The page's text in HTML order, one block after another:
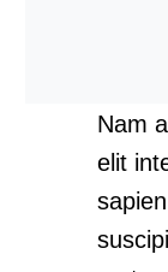
Nam
elit